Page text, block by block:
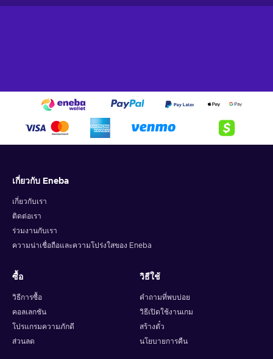
เกี่ยวกับ Eneba
เกี่ยวกับเรา
ติดต่อเรา
ร่วมงานกับเรา
ความน่าเชื่อถือและความโปร่งใสของ Eneba
ซื้อ
วิธีการซื้อ
คอลเลกชัน
โปรแกรมความภักดี
ส่วนลด
วิธีใช้
คำถามที่พบบ่อย
วิธีเปิดใช้งานเกม
สร้างตั๋ว
นโยบายการคืน